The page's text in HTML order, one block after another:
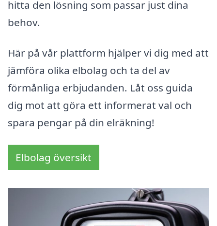
hitta den lösning som passar just dina
behov.
Här på vår plattform hjälper vi dig med att
jämföra olika elbolag och ta del av
förmånliga erbjudanden. Låt oss guida
dig mot att göra ett informerat val och
spara pengar på din elräkning!
Elbolag översikt